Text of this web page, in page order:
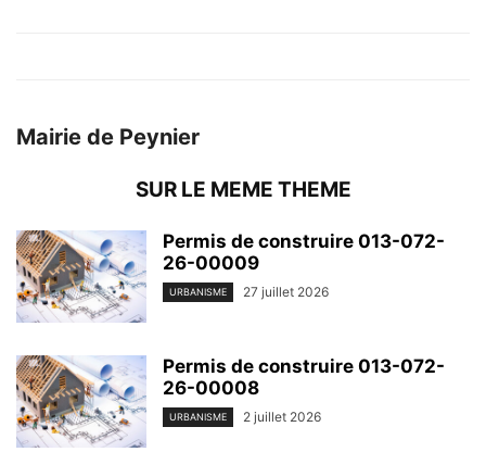
Mairie de Peynier
SUR LE MEME THEME
Permis de construire 013-072-
26-00009
URBANISME 27 juillet 2026
Permis de construire 013-072-
26-00008
URBANISME 2 juillet 2026